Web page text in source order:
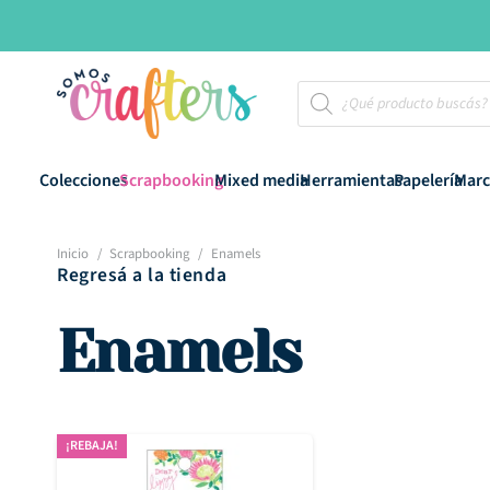
Búsqueda
de
productos
ColeccionesScrapbookingMixed mediaHerramientasPapelería
Inicio / Scrapbooking / Enamels
Regresá a la tienda
Enamels
¡REBAJA!